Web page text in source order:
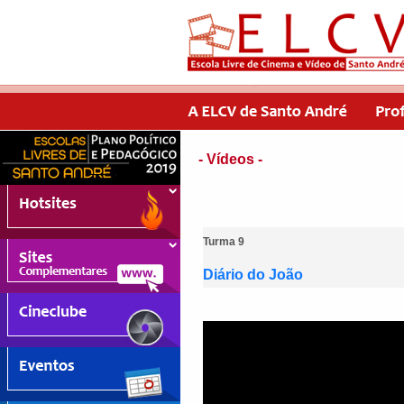
- Vídeos -
Turma 9
Diário do João